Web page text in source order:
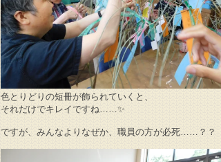
色とりどりの短冊が飾られていくと、
それだけでキレイですね……✨
ですが、みんなよりなぜか、職員の方が必死……？？